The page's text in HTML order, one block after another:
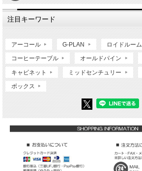
注目キーワード
アーコール G-PLAN ロイドルーム
コーヒーテーブル オールドパイン
キャビネット ミッドセンチュリー
ボックス